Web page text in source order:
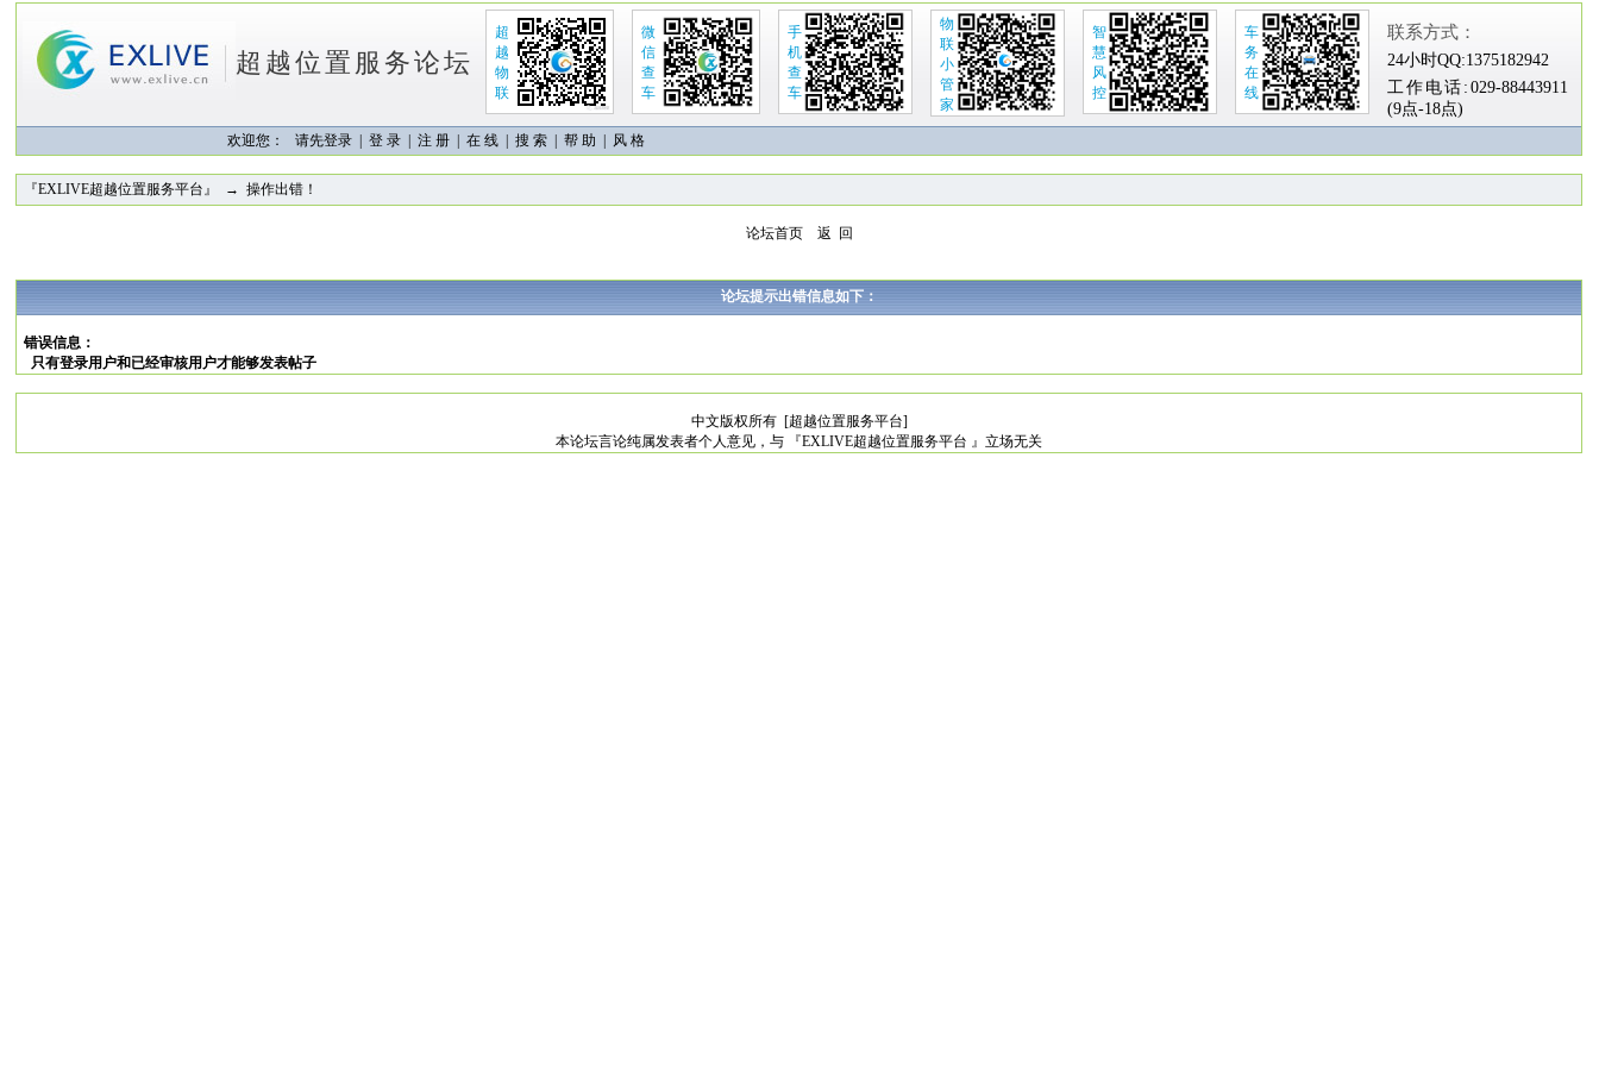
超越位置服务论坛
超
越
物
联
微
信
查
车
手
机
查
车
物
联
小
管
家
智
慧
风
控
车
务
在
线
联系方式：
24小时QQ:1375182942
工作电话:029-88443911
(9点-18点)
欢迎您： 请先登录 | 登 录 注 册 在 线 搜 索 帮 助 | 风 格
『EXLIVE超越位置服务平台』 → 操作出错！
论坛首页 返 回
论坛提示出错信息如下：
错误信息：
只有登录用户和已经审核用户才能够发表帖子
中文版权所有 [超越位置服务平台]
本论坛言论纯属发表者个人意见，与 『EXLIVE超越位置服务平台 』立场无关